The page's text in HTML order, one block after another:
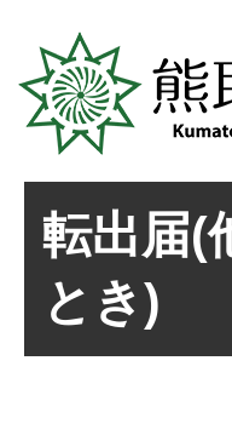
転出届(
とき)